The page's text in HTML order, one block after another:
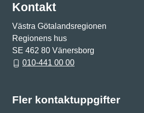
Kontakt
Västra Götalandsregionen
Regionens hus
SE 462 80 Vänersborg
010-441 00 00
Fler kontaktuppgifter